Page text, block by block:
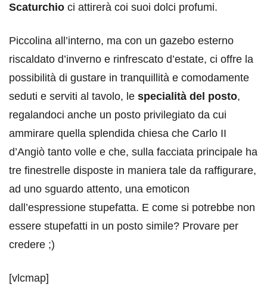
Scaturchio ci attirerà coi suoi dolci profumi.
Piccolina all’interno, ma con un gazebo esterno
riscaldato d’inverno e rinfrescato d’estate, ci offre la
possibilità di gustare in tranquillità e comodamente
seduti e serviti al tavolo, le specialità del posto,
regalandoci anche un posto privilegiato da cui
ammirare quella splendida chiesa che Carlo II
d’Angiò tanto volle e che, sulla facciata principale ha
tre finestrelle disposte in maniera tale da raffigurare,
ad uno sguardo attento, una emoticon
dall’espressione stupefatta. E come si potrebbe non
essere stupefatti in un posto simile? Provare per
credere ;)
[vlcmap]